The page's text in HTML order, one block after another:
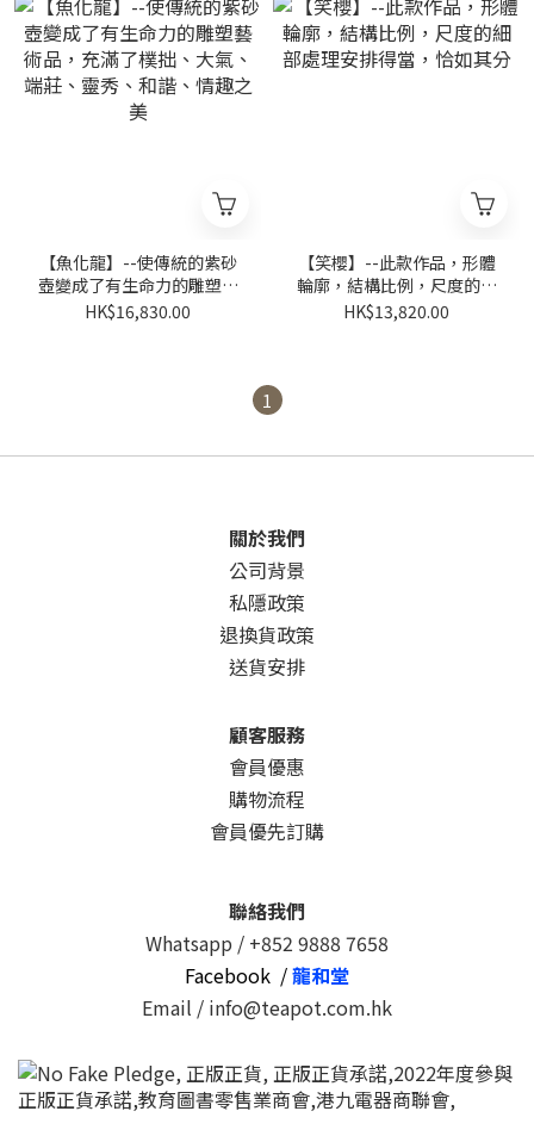
【魚化龍】--使傳統的紫砂
壺變成了有生命力的雕塑藝
術品，充滿了樸拙、大氣、
HK$16,830.00
【笑櫻】--此款作品，形體
輪廓，結構比例，尺度的細
部處理安排得當，恰如其分
HK$13,820.00
1
關於我們
公司背景
私隱政策
退換貨政策
送貨安排
顧客服務
會員優惠
購物流程
會員優先訂購
聯絡我們
Whatsapp / +852 9888 7658
Facebook /龍和堂
Email / info@teapot.com.hk